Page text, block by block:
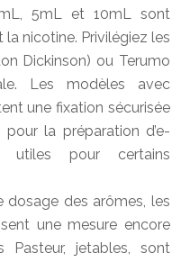
5mL et 10mL sont
nicotine. Privilégiez les
Dickinson) ou Terumo
Les modèles avec
une fixation sécurisée
pour la préparation d’e-
utiles pour certains
dosage des arômes, les
une mesure encore
Pasteur, jetables, sont